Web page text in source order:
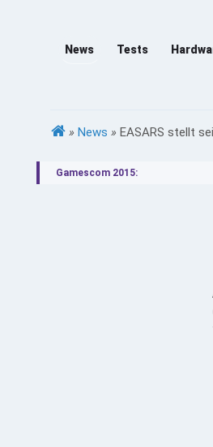
News Tests
» News » EASARS stellt
Gamescom 2015: